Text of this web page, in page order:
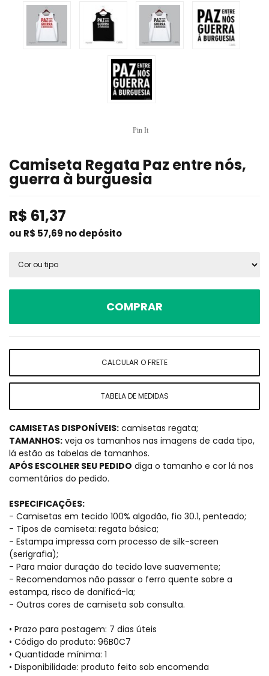
Pin It
Camiseta Regata Paz entre nós,
guerra à burguesia
R$ 61,37
ou R$ 57,69 no depósito
COMPRAR
CALCULAR O FRETE
TABELA DE MEDIDAS
CAMISETAS DISPONÍVEIS: camisetas regata;
TAMANHOS: veja os tamanhos nas imagens de cada tipo,
lá estão as tabelas de tamanhos.
APÓS ESCOLHER SEU PEDIDO diga o tamanho e cor lá nos
comentários do pedido.
ESPECIFICAÇÕES:
- Camisetas em tecido 100% algodão, fio 30.1, penteado;
- Tipos de camiseta: regata básica;
- Estampa impressa com processo de silk-screen
(serigrafia);
- Para maior duração do tecido lave suavemente;
- Recomendamos não passar o ferro quente sobre a
estampa, risco de danificá-la;
- Outras cores de camiseta sob consulta.
• Prazo para postagem: 7 dias úteis
• Código do produto: 96B0C7
• Quantidade mínima: 1
• Disponibilidade: produto feito sob encomenda